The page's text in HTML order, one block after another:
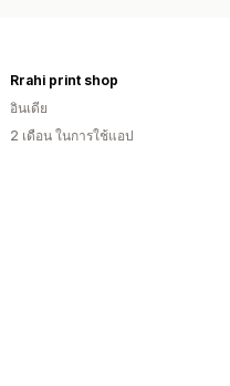
Rrahi print shop
อินเดีย
2 เดือน ในการใช้แอป